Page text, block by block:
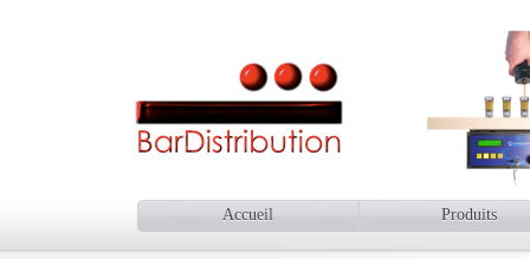
Accueil Produits